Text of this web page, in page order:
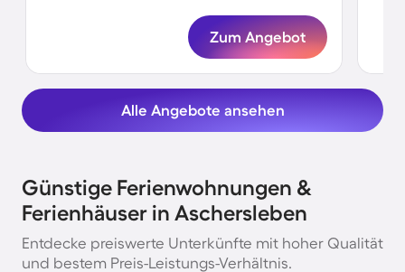
Zum Angebot
Alle Angebote ansehen
Günstige Ferienwohnungen &
Ferienhäuser in Aschersleben
Entdecke preiswerte Unterkünfte mit hoher Qualität
und bestem Preis-Leistungs-Verhältnis.